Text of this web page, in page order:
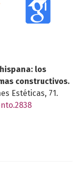
los
constructivos.
Estéticas, 71.